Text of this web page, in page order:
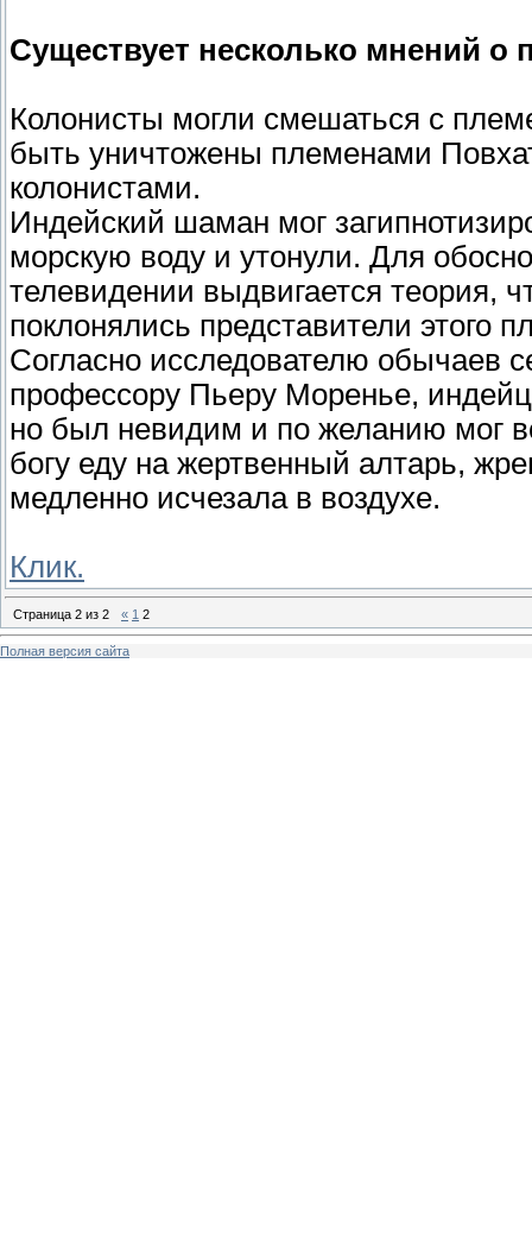
Существует несколько мнений о
Колонисты могли смешаться с
быть уничтожены племенами
колонистами.
Индейский шаман мог
морскую воду и утонули. Для
телевидении выдвигается теория,
поклонялись представители этого
Согласно исследователю обычаев
профессору Пьеру Моренье,
но был невидим и по желанию мог
богу еду на жертвенный алтарь,
медленно исчезала в воздухе.
Клик.
Страница 2 из 2 « 1 2
Полная версия сайта